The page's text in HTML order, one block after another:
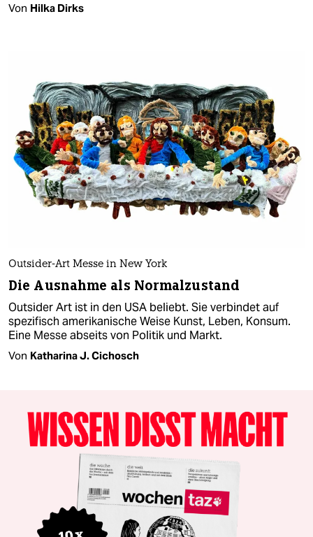
Von Hilka Dirks
Outsider-Art Messe in New York
Die Ausnahme als Normalzustand
Outsider Art ist in den USA beliebt. Sie verbindet auf
spezifisch amerikanische Weise Kunst, Leben, Konsum.
Eine Messe abseits von Politik und Markt.
Von Katharina J. Cichosch